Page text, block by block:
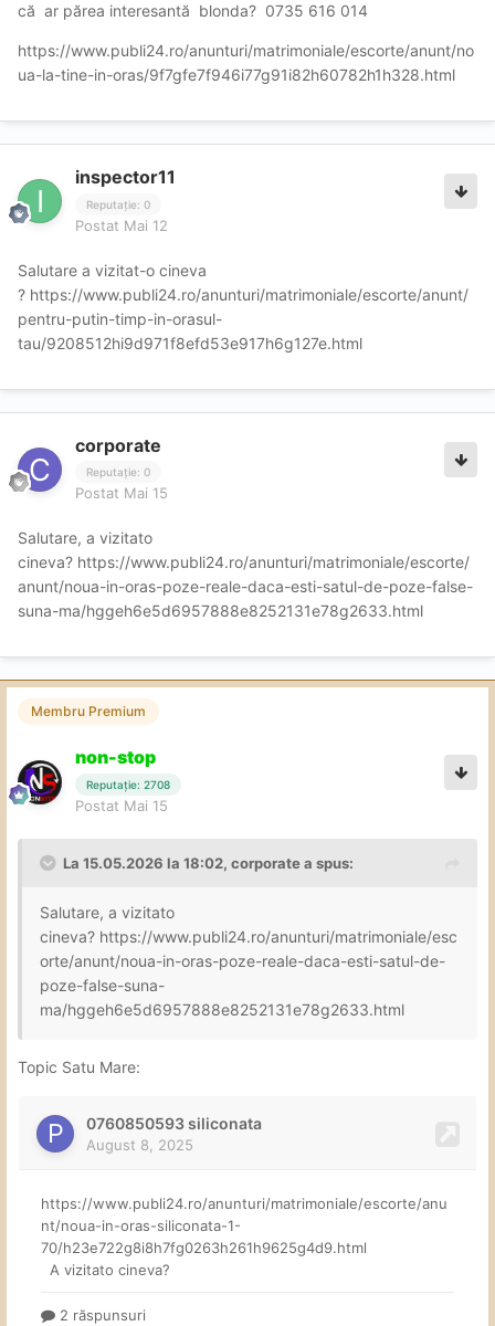
că ar părea interesantă blonda? 0735 616 014
https://www.publi24.ro/anunturi/matrimoniale/escorte/anunt/no
ua-la-tine-in-oras/9f7gfe7f946i77g91i82h60782h1h328.html
inspector11
Reputație: 0
Postat Mai 12
Salutare a vizitat-o cineva
? https://www.publi24.ro/anunturi/matrimoniale/escorte/anunt/
pentru-putin-timp-in-orasul-
tau/9208512hi9d971f8efd53e917h6g127e.html
corporate
Reputație: 0
Postat Mai 15
Salutare, a vizitato
cineva? https://www.publi24.ro/anunturi/matrimoniale/escorte/
anunt/noua-in-oras-poze-reale-daca-esti-satul-de-poze-false-
suna-ma/hggeh6e5d6957888e8252131e78g2633.html
Membru Premium
non-stop
Reputație: 2708
Postat Mai 15
La 15.05.2026 la 18:02, corporatea spus:
Salutare, a vizitato
cineva? https://www.publi24.ro/anunturi/matrimoniale/esc
orte/anunt/noua-in-oras-poze-reale-daca-esti-satul-de-
poze-false-suna-
ma/hggeh6e5d6957888e8252131e78g2633.html
Topic Satu Mare: